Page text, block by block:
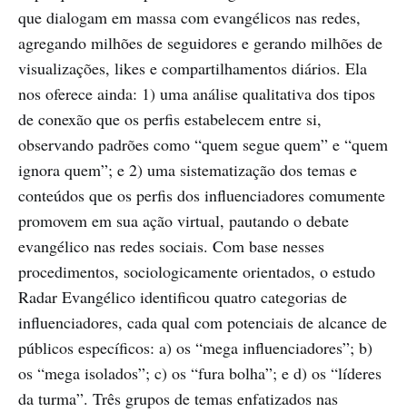
que dialogam em massa com evangélicos nas redes,
agregando milhões de seguidores e gerando milhões de
visualizações, likes e compartilhamentos diários. Ela
nos oferece ainda: 1) uma análise qualitativa dos tipos
de conexão que os perfis estabelecem entre si,
observando padrões como “quem segue quem” e “quem
ignora quem”; e 2) uma sistematização dos temas e
conteúdos que os perfis dos influenciadores comumente
promovem em sua ação virtual, pautando o debate
evangélico nas redes sociais. Com base nesses
procedimentos, sociologicamente orientados, o estudo
Radar Evangélico identificou quatro categorias de
influenciadores, cada qual com potenciais de alcance de
públicos específicos: a) os “mega influenciadores”; b)
os “mega isolados”; c) os “fura bolha”; e d) os “líderes
da turma”. Três grupos de temas enfatizados nas